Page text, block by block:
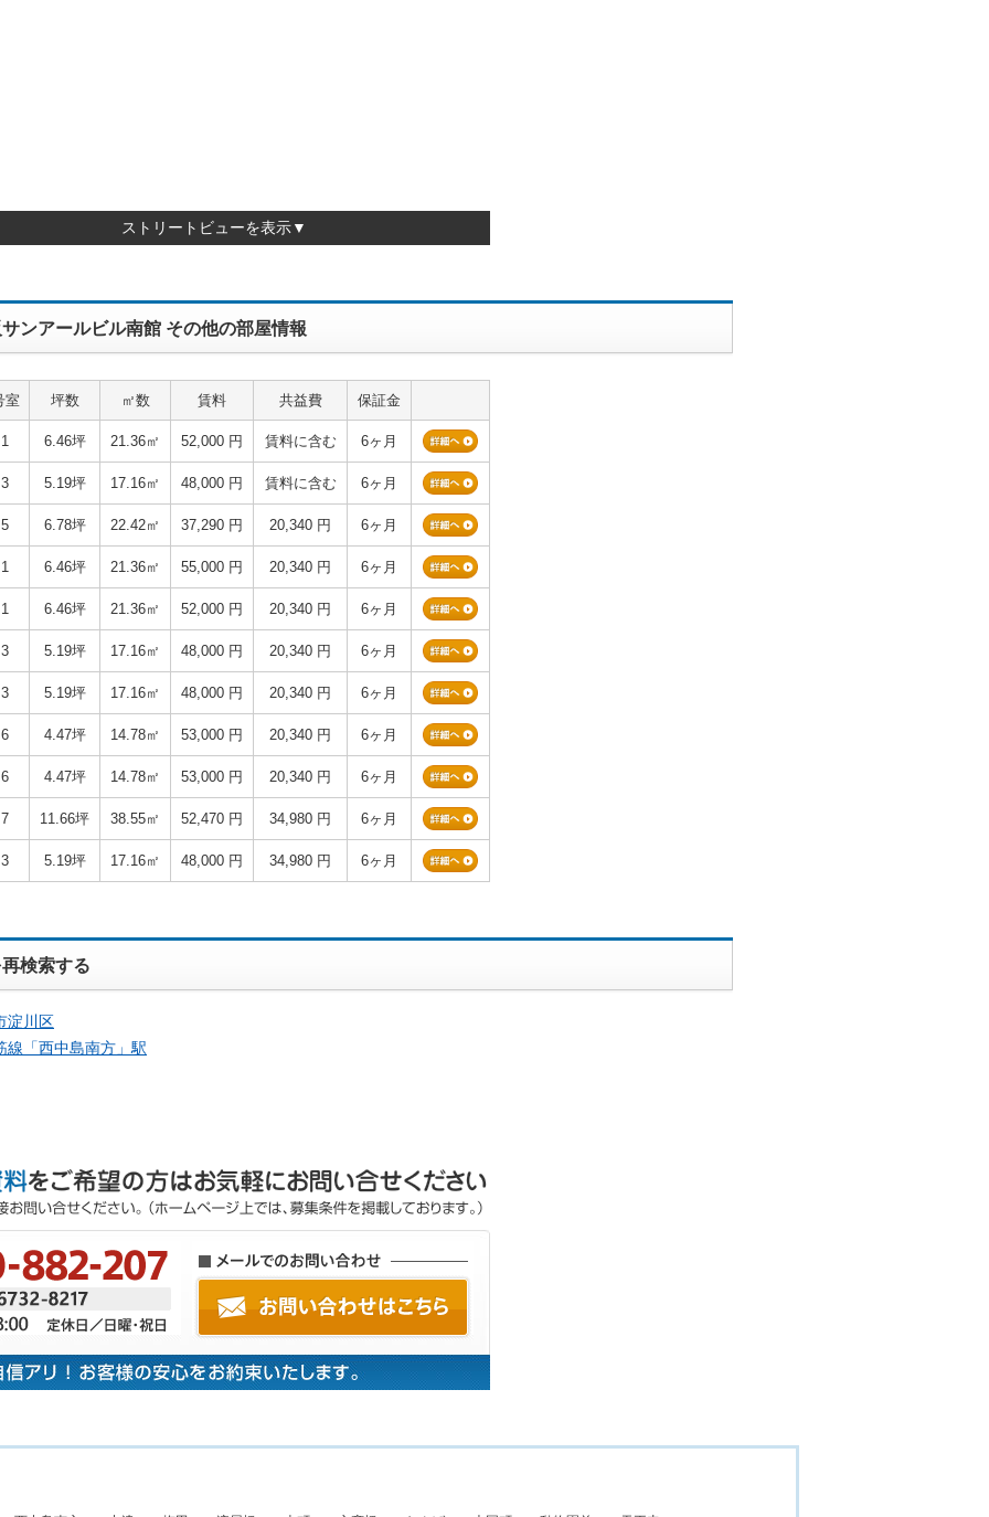
ストリートビューを表示▼
ンアールビル南館 その他の部屋情報
室 坪数 ㎡数 賃料 共益費 保証金
1 6.46坪 21.36㎡ 52,000 円 賃料に含む 6ヶ月
3 5.19坪 17.16㎡ 48,000 円 賃料に含む 6ヶ月
5 6.78坪 22.42㎡ 37,290 円 20,340 円 6ヶ月
1 6.46坪 21.36㎡ 55,000 円 20,340 円 6ヶ月
1 6.46坪 21.36㎡ 52,000 円 20,340 円 6ヶ月
3 5.19坪 17.16㎡ 48,000 円 20,340 円 6ヶ月
3 5.19坪 17.16㎡ 48,000 円 20,340 円 6ヶ月
6 4.47坪 14.78㎡ 53,000 円 20,340 円 6ヶ月
6 4.47坪 14.78㎡ 53,000 円 20,340 円 6ヶ月
7 11.66坪 38.55㎡ 52,470 円 34,980 円 6ヶ月
3 5.19坪 17.16㎡ 48,000 円 34,980 円 6ヶ月
検索する
淀川区
線「西中島南方 」駅